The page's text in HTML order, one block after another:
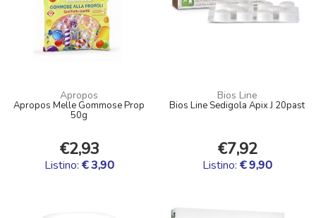
Apropos
Apropos Melle Gommose Prop
50g
€2,93
Listino: € 3,90
Bios Line
Bios Line Sedigola Apix J 20past
€7,92
Listino: € 9,90